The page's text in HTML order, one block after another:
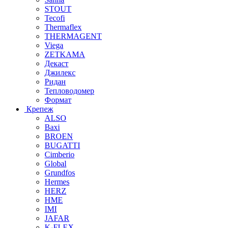
STOUT
Tecofi
Thermaflex
THERMAGENT
Viega
ZETKAMA
Декаст
Джилекс
Ридан
Тепловодомер
Формат
Крепеж
ALSO
Baxi
BROEN
BUGATTI
Cimberio
Global
Grundfos
Hermes
HERZ
HME
IMI
JAFAR